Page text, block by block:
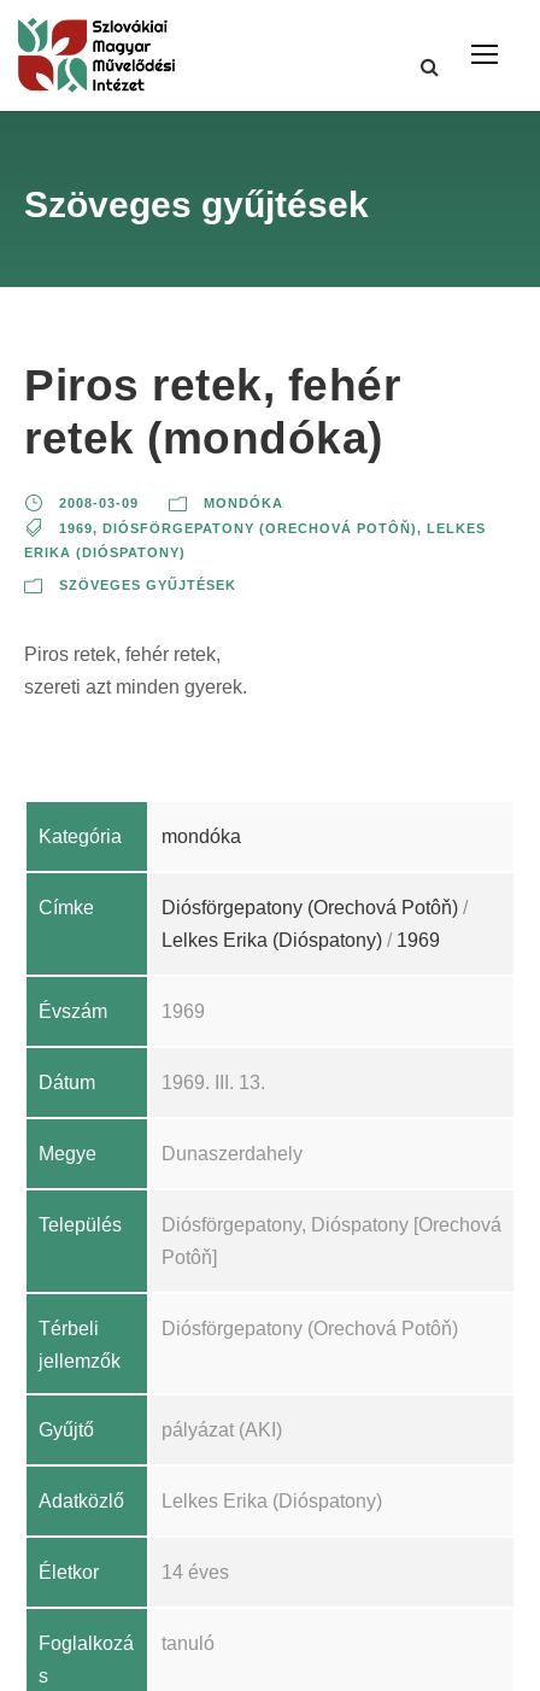
Szöveges gyűjtések
Piros retek, fehér
retek (mondóka)
2008-03-09
MONDÓKA
1969, DIÓSFÖRGEPATONY (ORECHOVÁ POTÔŇ), LELKES
ERIKA (DIÓSPATONY)
SZÖVEGES GYŰJTÉSEK
Piros retek, fehér retek,
szereti azt minden gyerek.
Kategória mondóka
Címke Diósförgepatony (Orechová Potôň) /
Lelkes Erika (Dióspatony) / 1969
Évszám 1969
Dátum 1969. III. 13.
Megye Dunaszerdahely
Település
Diósförgepatony, Dióspatony [Orechová
Potôň]
Térbeli
jellemzők
Diósförgepatony (Orechová Potôň)
Gyűjtő pályázat (AKI)
Adatközlő Lelkes Erika (Dióspatony)
Életkor 14 éves
Foglalkozá
s
tanuló